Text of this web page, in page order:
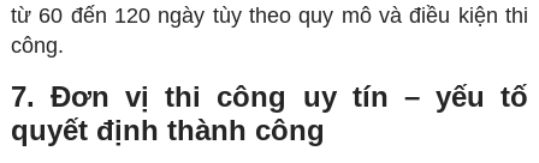
từ 60 đến 120 ngày tùy theo quy mô và điều kiện thi
công.
7. Đơn vị thi công uy tín – yếu tố
quyết định thành công